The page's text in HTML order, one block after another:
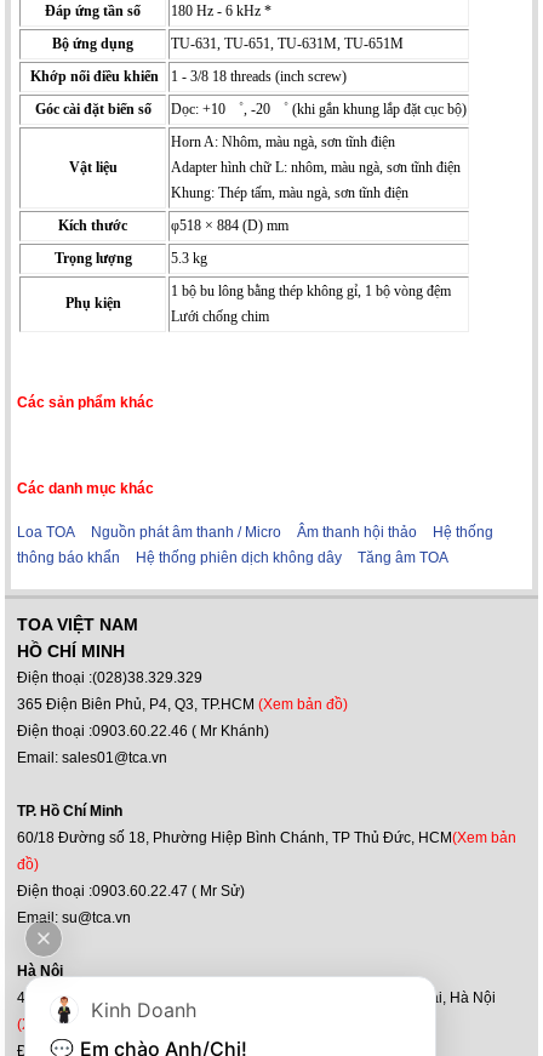
Đáp ứng tần số
180 Hz - 6 kHz *
Bộ ứng dụng
TU-631, TU-651, TU-631M, TU-651M
Khớp nối điều khiển
1 - 3/8 18 threads (inch screw)
Góc cài đặt biến số
Dọc: +10 ゜, -20 ゜ (khi gắn khung lắp đặt cục bộ)
Vật liệu
Horn A: Nhôm, màu ngà, sơn tĩnh điện
Adapter hình chữ L: nhôm, màu ngà, sơn tĩnh điện
Khung: Thép tấm, màu ngà, sơn tĩnh điện
Kích thước
φ518 × 884 (D) mm
Trọng lượng
5.3 kg
Phụ kiện
1 bộ bu lông bằng thép không gỉ, 1 bộ vòng đệm
Lưới chống chim
Các sản phẩm khác
Các danh mục khác
Loa TOA Nguồn phát âm thanh / Micro Âm thanh hội thảo
Hệ thống
thông báo khẩn
Hệ thống phiên dịch không dây Tăng âm TOA
TOA VIỆT NAM
HỒ CHÍ MINH
Điện thoại :(028)38.329.329
365 Điện Biên Phủ, P4, Q3, TP.HCM(Xem bản đồ)
Điện thoại :0903.60.22.46 ( Mr Khánh)
Email: sales01@tca.vn
TP. Hồ Chí Minh
60/18 Đường số 18, Phường Hiệp Bình Chánh, TP Thủ Đức, HCM(Xem bản
đồ)
Điện thoại :0903.60.22.47 ( Mr Sử)
Email: su@tca.vn
Hà Nội
47-51, Louis XI, kđt mới Hoàng Văn Thụ, P.Yên Sở, Q.Hoàng Mai, Hà Nội
(Xem bản đồ)
Điện thoại : (024) 36 36 60 60 - 0902.188.722
Kinh Doanh
💬 Em chào Anh/Chị!